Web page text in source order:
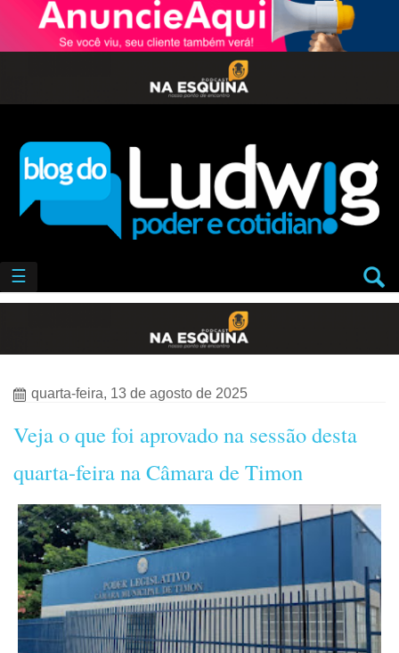
☰
quarta-feira, 13 de agosto de 2025
Veja o que foi aprovado na sessão desta
quarta-feira na Câmara de Timon